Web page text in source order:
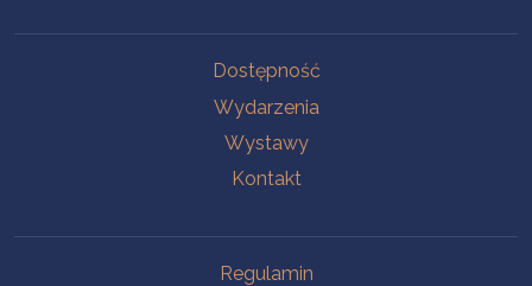
Dostępność
Wydarzenia
Wystawy
Kontakt
Regulamin